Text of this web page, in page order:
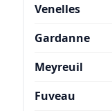
Venelles
Gardanne
Meyreuil
Fuveau